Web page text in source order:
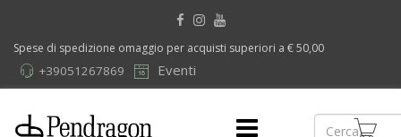
Spese di spedizione omaggio per acquisti superiori a € 50,00
Eventi
+39051267869